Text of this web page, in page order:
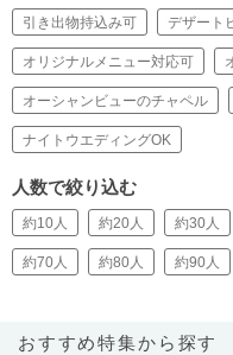
引き出物持込み可 デザート
オリジナルメニュー対応可
オーシャンビューのチャペル
ナイトウエディングOK
人数で絞り込む
約10人 約20人 約30人
約70人 約80人 約90人
おすすめ特集から探す